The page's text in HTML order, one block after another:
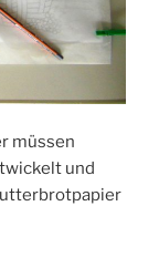
müssen
und